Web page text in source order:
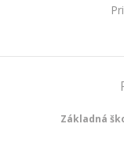
Základná